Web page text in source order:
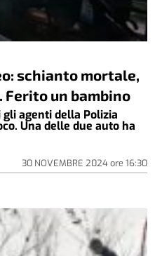
schianto mortale,
Ferito un bambino
agenti della Polizia
Una delle due auto ha
30 NOVEMBRE 2024ore 16:30